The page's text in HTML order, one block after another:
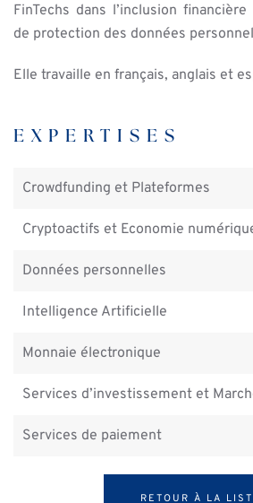
FinTechs dans l’inclusion
de protection des données
Elle travaille en français, anglais et
EXPERTISES
Crowdfunding et Plateformes
Cryptoactifs et Economie
Données personnelles
Intelligence Artificielle
Monnaie électronique
Services d’investissement et
Services de paiement
RETOUR À LA